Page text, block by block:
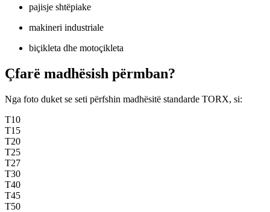
pajisje shtëpiake
makineri industriale
biçikleta dhe motoçikleta
Çfarë madhësish përmban?
Nga foto duket se seti përfshin madhësitë standarde TORX, si:
T10
T15
T20
T25
T27
T30
T40
T45
T50